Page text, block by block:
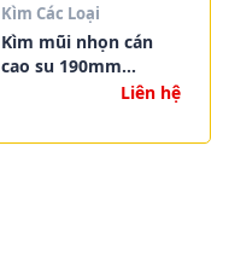
Kìm Các Loại
Kìm mũi nhọn cán
cao su 190mm
Knipex 30 15 190Liên hệ